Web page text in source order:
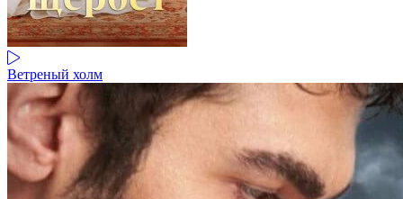
Ветреный холм